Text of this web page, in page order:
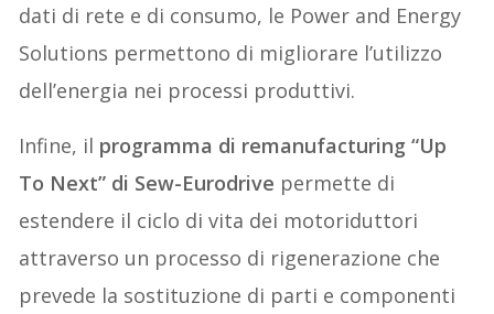
dati di rete e di consumo, le Power and Energy
Solutions permettono di migliorare l’utilizzo
dell’energia nei processi produttivi.
Infine, il programma di remanufacturing “Up
To Next” di Sew-Eurodrive permette di
estendere il ciclo di vita dei motoriduttori
attraverso un processo di rigenerazione che
prevede la sostituzione di parti e componenti